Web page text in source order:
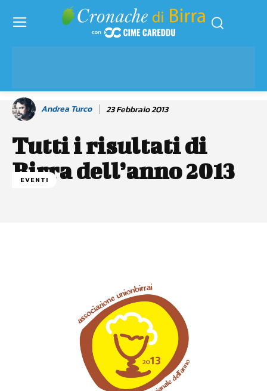
Andrea Turco 23 Febbraio 2013
Tutti i risultati di
Birra dell’anno 2013
EVENTI